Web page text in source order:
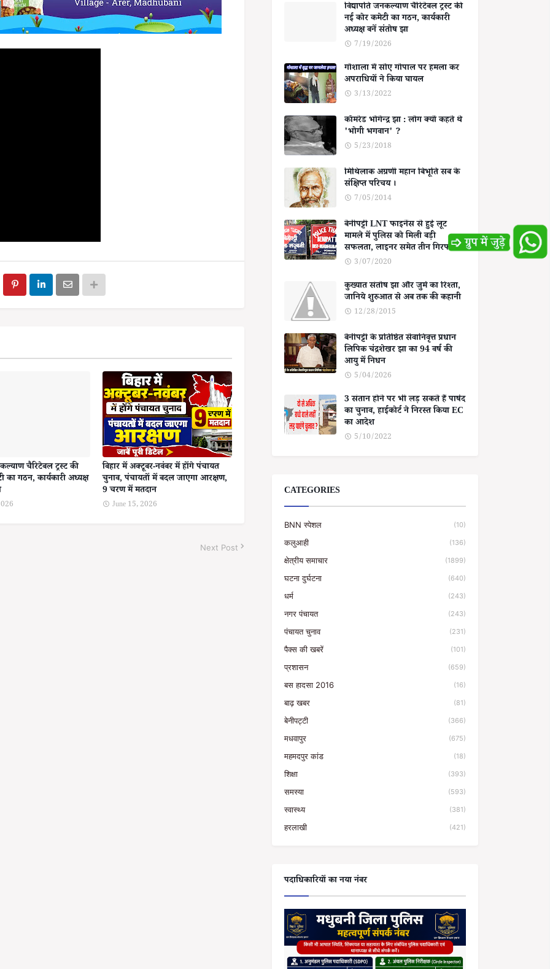
चैरिटेबल ट्रस्ट की
का गठन, कार्यकारी अध्यक्ष
बिहार में अक्टूबर-नवंबर में होंगे पंचायत
चुनाव, पंचायतों में बदल जाएगा आरक्षण,
9 चरण में मतदान
June 15, 2026
Next Post
विद्यापति जनकल्याण चैरिटेबल ट्रस्ट की
नई कोर कमेटी का गठन, कार्यकारी
अध्यक्ष बनें संतोष झा
7/19/2026
गोशाला में सोए गोपाल पर हमला कर
अपराधियों ने किया घायल
3/13/2022
कॉमरेड भोगेन्द्र झा : लोग क्यों कहते थे
'भोगी भगवान' ?
5/23/2018
मिथिलाक अग्रणी महान बिभूति सब के
संक्षिप्त परिचय ।
7/05/2014
बेनीपट्टी LNT फाइनेंस से हुई लूट
मामले में पुलिस को मिली बड़ी
सफलता, लाइनर समेत तीन गिरफ्तार
3/07/2020
कुख्यात संतोष झा और जुर्म का रिश्ता,
जानिये शुरुआत से अब तक की कहानी
12/28/2015
बेनीपट्टी के प्रतिष्ठित सेवानिवृत्त प्रधान
लिपिक चंद्रशेखर झा का 94 वर्ष की
आयु में निधन
5/04/2026
3 संतान होने पर भी लड़ सकते हैं पार्षद
का चुनाव, हाईकोर्ट ने निरस्त किया EC
का आदेश
5/10/2022
CATEGORIES
BNN स्पेशल (10)
कलुआही (136)
क्षेत्रीय समाचार (1899)
घटना दुर्घटना (640)
धर्म (243)
नगर पंचायत (243)
पंचायत चुनाव (231)
पैक्स की खबरें (101)
प्रशासन (659)
बस हादसा 2016 (16)
बाढ़ खबर (81)
बेनीपट्टी (366)
मधवापुर (675)
महमदपुर कांड (18)
शिक्षा (393)
समस्या (593)
स्वास्थ्य (381)
हरलाखी (421)
पदाधिकारियों का नया नंबर